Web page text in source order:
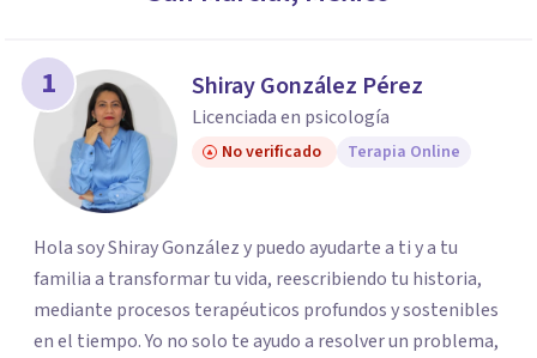
necesidades.
Responder cuestionario
1 Shiray González Pérez
Licenciada en psicología
No verificado Terapia Online
Hola soy Shiray González y puedo ayudarte a ti y a tu
familia a transformar tu vida, reescribiendo tu historia,
mediante procesos terapéuticos profundos y sostenibles
en el tiempo. Yo no solo te ayudo a resolver un problema,